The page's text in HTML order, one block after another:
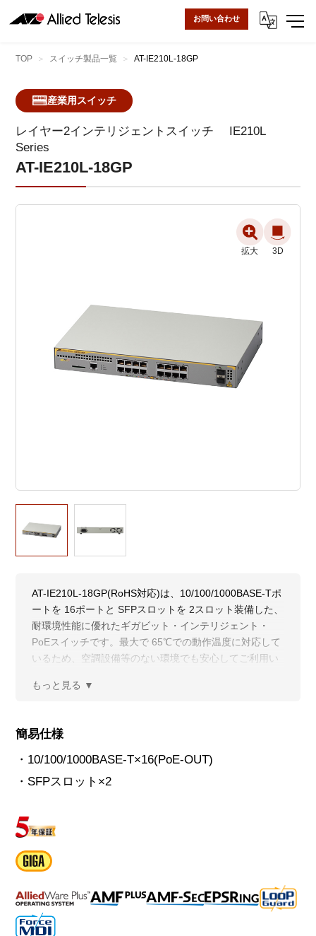
お問い合わせ
TOP スイッチ製品一覧 AT-IE210L-18GP
レイヤー2インテリジェントスイッチ
IE210L
Series
AT-IE210L-18GP
産業用スイッチ
拡大 3D
拡大 3D
AT-IE210L-18GP(RoHS対応)は、10/100/1000BASE-Tポ
ートを 16ポートと SFPスロットを 2スロット装備した、
耐環境性能に優れたギガビット・インテリジェント・
PoEスイッチです。最大で 65℃での動作温度に対応して
いるため、空調設備等のない環境でも安心してご利用い
簡易仕様
・10/100/1000BASE-T×16(PoE-OUT)
・SFPスロット×2